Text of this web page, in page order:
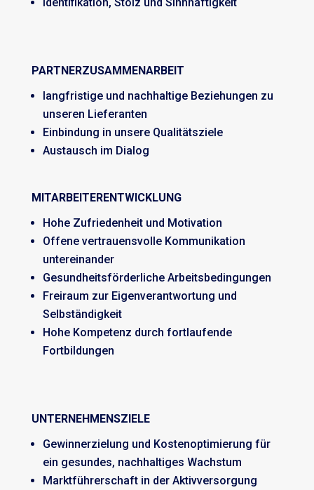
PARTNERZUSAMMENARBEIT
langfristige und nachhaltige Beziehungen zu
unseren Lieferanten
Einbindung in unsere Qualitätsziele
Austausch im Dialog
MITARBEITERENTWICKLUNG
Hohe Zufriedenheit und Motivation
Offene vertrauensvolle Kommunikation
untereinander
Gesundheitsförderliche Arbeitsbedingungen
Freiraum zur Eigenverantwortung und
Selbständigkeit
Hohe Kompetenz durch fortlaufende
Fortbildungen
UNTERNEHMENSZIELE
Gewinnerzielung und Kostenoptimierung für
ein gesundes, nachhaltiges Wachstum
Marktführerschaft in der Aktivversorgung